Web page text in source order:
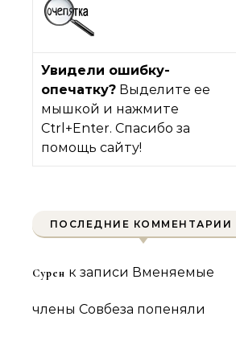
Увидели ошибку-
опечатку? Выделите ее
мышкой и нажмите
Ctrl+Enter. Спасибо за
помощь сайту!
ПОСЛЕДНИЕ КОММЕНТАРИИ
Сурен к записи Вменяемые
члены Совбеза попеняли